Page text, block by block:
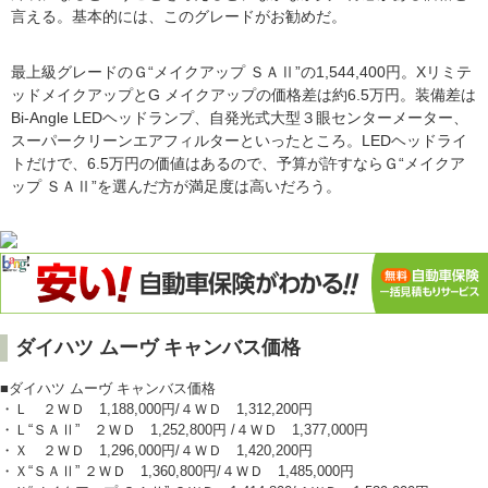
言える。基本的には、このグレードがお勧めだ。
最上級グレードのＧ“メイクアップ ＳＡⅡ”の1,544,400円。Xリミテ
ッドメイクアップとG メイクアップの価格差は約6.5万円。装備差は
Bi-Angle LEDヘッドランプ、自発光式大型３眼センターメーター、
スーパークリーンエアフィルターといったところ。LEDヘッドライ
トだけで、6.5万円の価値はあるので、予算が許すならＧ“メイクア
ップ ＳＡⅡ”を選んだ方が満足度は高いだろう。
ダイハツ ムーヴ キャンバス価格
■ダイハツ ムーヴ キャンバス価格
・Ｌ ２ＷＤ 1,188,000円/４ＷＤ 1,312,200円
・Ｌ“ＳＡⅡ” ２ＷＤ 1,252,800円 /４ＷＤ 1,377,000円
・Ｘ ２ＷＤ 1,296,000円/４ＷＤ 1,420,200円
・Ｘ“ＳＡⅡ” ２ＷＤ 1,360,800円/４ＷＤ 1,485,000円